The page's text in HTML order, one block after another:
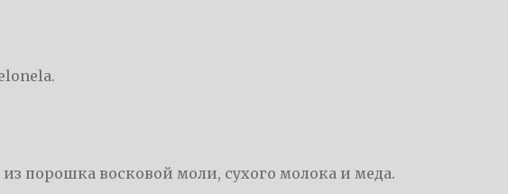
порошка восковой моли, сухого молока и меда.